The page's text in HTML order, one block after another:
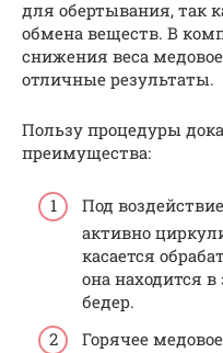
для обертывания, так
обмена веществ. В
снижения веса
отличные результаты.
Пользу процедуры
преимущества:
Под
активно
касается
она находится
бедер.
Горячее